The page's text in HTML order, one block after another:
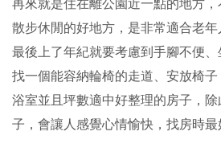
散步休閒的好地方，是非常適合老年
最後上了年紀就要考慮到手腳不便
找一個能容納輪椅的走道、安放椅
浴室並且坪數適中好整理的房子，
子，會讓人感覺心情愉快，找房時最